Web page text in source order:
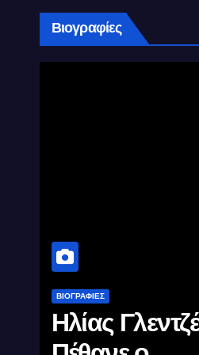
Βιογραφίες
ΒΙΟΓΡΑΦΊΕΣ
Μέγας